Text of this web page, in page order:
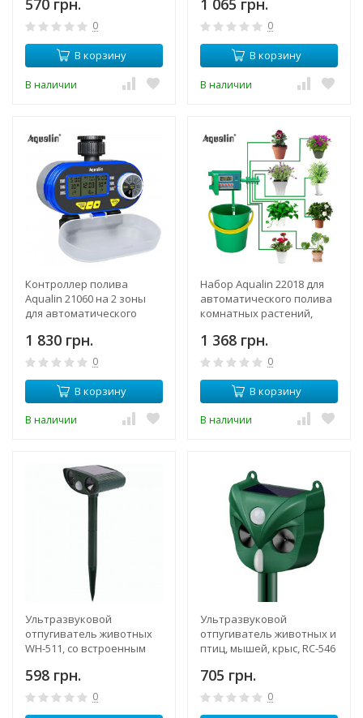
аккумулятором
0
В корзину
В наличии
таймером
0
В корзину
В наличии
Контроллер полива
Aqualin 21060 на 2 зоны
для автоматического
таймером
1 830 грн.
0
В корзину
В наличии
Набор Aqualin 22018 для
автоматического полива
комнатных растений,
таймером, до 10-ти точек
полива
1 368 грн.
0
В корзину
В наличии
Ультразвуковой
отпугиватель животных
WH-511, со встроенным
солнечной панелью
598 грн.
0
Ультразвуковой
отпугиватель животных и
птиц, мышей, крыс, RC-546
LED подсветкой,
солнечная панель
705 грн.
0